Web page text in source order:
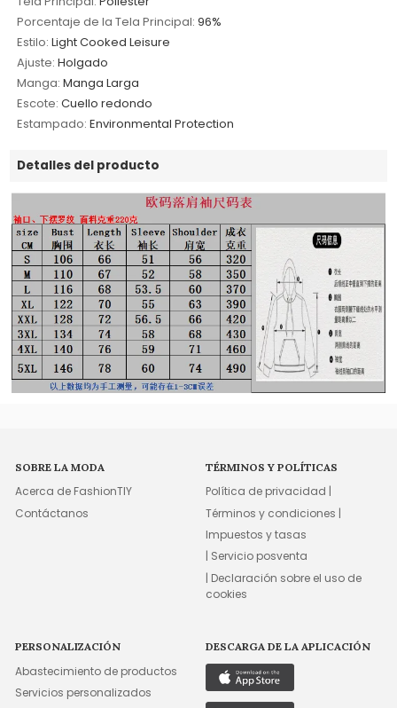
Porcentaje de la Tela Principal: 96%
Estilo: Light Cooked Leisure
Ajuste: Holgado
Manga: Manga Larga
Escote: Cuello redondo
Estampado: Environmental Protection
Detalles del producto
SOBRE LA MODA
Acerca de FashionTIY
Contáctanos
TÉRMINOS Y POLÍTICAS
Política de privacidad |
Términos y condiciones |
Impuestos y tasas
| Servicio posventa
| Declaración sobre el uso de
cookies
PERSONALIZACIÓN
Abastecimiento de productos
Servicios personalizados
DESCARGA DE LA APLICACIÓN